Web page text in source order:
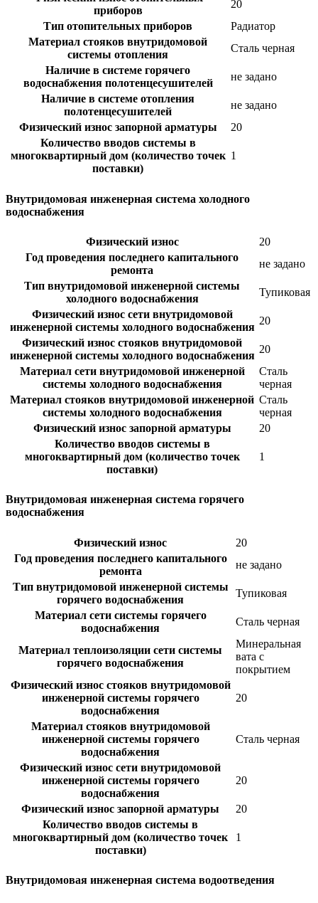
приборов
20
Тип отопительных приборов
Радиатор
Материал стояков внутридомовой
системы отопления
Сталь черная
Наличие в системе горячего
водоснабжения полотенцесушителей
не задано
Наличие в системе отопления
полотенцесушителей
не задано
Физический износ запорной арматуры
20
Количество вводов системы в
многоквартирный дом (количество точек
поставки)
1
Внутридомовая инженерная система холодного
водоснабжения
Физический износ
20
Год проведения последнего капитального
ремонта
не задано
Тип внутридомовой инженерной системы
холодного водоснабжения
Тупиковая
Физический износ сети внутридомовой
инженерной системы холодного водоснабжения
20
Физический износ стояков внутридомовой
инженерной системы холодного водоснабжения
20
Материал сети внутридомовой инженерной
системы холодного водоснабжения
Сталь
черная
Материал стояков внутридомовой инженерной
системы холодного водоснабжения
Сталь
черная
Физический износ запорной арматуры
20
Количество вводов системы в
многоквартирный дом (количество точек
поставки)
1
Внутридомовая инженерная система горячего
водоснабжения
Физический износ
20
Год проведения последнего капитального
ремонта
не задано
Тип внутридомовой инженерной системы
горячего водоснабжения
Тупиковая
Материал сети системы горячего
водоснабжения
Сталь черная
Материал теплоизоляции сети системы
горячего водоснабжения
Минеральная
вата с
покрытием
Физический износ стояков внутридомовой
инженерной системы горячего
водоснабжения
20
Материал стояков внутридомовой
инженерной системы горячего
водоснабжения
Сталь черная
Физический износ сети внутридомовой
инженерной системы горячего
водоснабжения
20
Физический износ запорной арматуры
20
Количество вводов системы в
многоквартирный дом (количество точек
поставки)
1
Внутридомовая инженерная система водоотведения